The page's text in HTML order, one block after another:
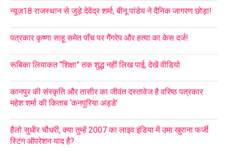
न्यूज़18 राजस्थान से जुड़े देवेंद्र शर्मा, बीनू पांडेय ने दैनिक जागरण छोड़ा!
पत्रकार कृष्णा साहू समेत पाँच पर गैंगरेप और हत्या का केस दर्ज!
रूबिका लियाकत “शिक्षा” तक शुद्ध नहीं लिख पाई, देखें वीडियो
कानपुर की संस्कृति और तासीर का जीवंत दस्तावेज है वरिष्ठ पत्रकार
महेश शर्मा की किताब ‘कनपुरिया अड्डे’
हैलो सुधीर चौधरी, क्या तुम्हें 2007 का लाइव इंडिया में उमा खुराना फर्जी
स्टिंग ऑपरेशन याद है?